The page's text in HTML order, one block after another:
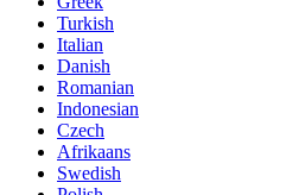
Turkish
Italian
Danish
Romanian
Indonesian
Czech
Afrikaans
Swedish